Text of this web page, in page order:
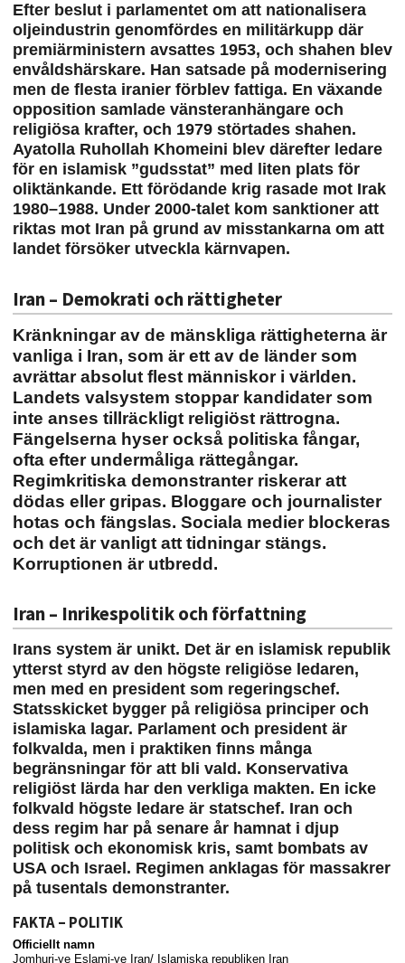
Efter beslut i parlamentet om att nationalisera
oljeindustrin genomfördes en militärkupp där
premiärministern avsattes 1953, och shahen blev
envåldshärskare. Han satsade på modernisering
men de flesta iranier förblev fattiga. En växande
opposition samlade vänsteranhängare och
religiösa krafter, och 1979 störtades shahen.
Ayatolla Ruhollah Khomeini blev därefter ledare
för en islamisk ”gudsstat” med liten plats för
oliktänkande. Ett förödande krig rasade mot Irak
1980–1988. Under 2000-talet kom sanktioner att
riktas mot Iran på grund av misstankarna om att
landet försöker utveckla kärnvapen.
Iran – Demokrati och rättigheter
Kränkningar av de mänskliga rättigheterna är
vanliga i Iran, som är ett av de länder som
avrättar absolut flest människor i världen.
Landets valsystem stoppar kandidater som
inte anses tillräckligt religiöst rättrogna.
Fängelserna hyser också politiska fångar,
ofta efter undermåliga rättegångar.
Regimkritiska demonstranter riskerar att
dödas eller gripas. Bloggare och journalister
hotas och fängslas. Sociala medier blockeras
och det är vanligt att tidningar stängs.
Korruptionen är utbredd.
Iran – Inrikespolitik och författning
Irans system är unikt. Det är en islamisk republik
ytterst styrd av den högste religiöse ledaren,
men med en president som regeringschef.
Statsskicket bygger på religiösa principer och
islamiska lagar. Parlament och president är
folkvalda, men i praktiken finns många
begränsningar för att bli vald. Konservativa
religiöst lärda har den verkliga makten. En icke
folkvald högste ledare är statschef. Iran och
dess regim har på senare år hamnat i djup
politisk och ekonomisk kris, samt bombats av
USA och Israel. Regimen anklagas för massakrer
på tusentals demonstranter.
FAKTA – POLITIK
Officiellt namn
Jomhuri-ye Eslami-ye Iran/ Islamiska republiken Iran